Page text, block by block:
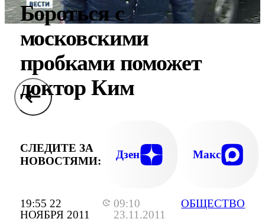
19:55 22
НОЯБРЯ 2011
09:10
23.11.2011
ОБЩЕСТВО
Бороться с
московскими
пробками поможет
доктор Ким
СЛЕДИТЕ ЗА
НОВОСТЯМИ:
Дзен Макс